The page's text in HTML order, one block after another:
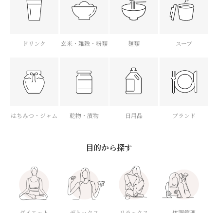
ドリンク 玄米・雑穀・粉類 麺類 スープ
はちみつ・ジャム 乾物・漬物 日用品 ブランド
目的から探す